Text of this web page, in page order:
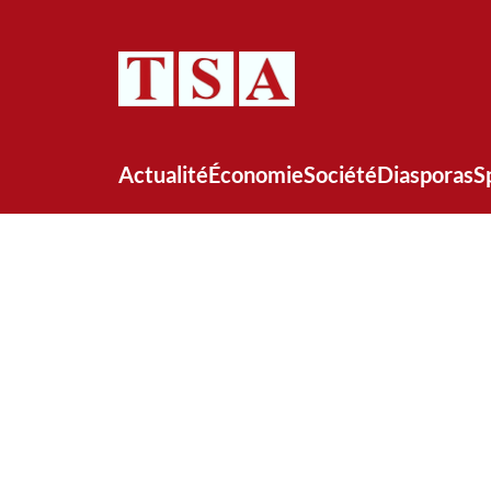
ActualitéÉconomieSociétéDiasporas